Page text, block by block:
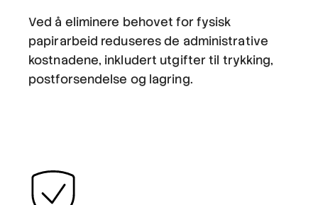
Ved å eliminere behovet for fysisk
papirarbeid reduseres de administrative
kostnadene, inkludert utgifter til trykking,
postforsendelse og lagring.